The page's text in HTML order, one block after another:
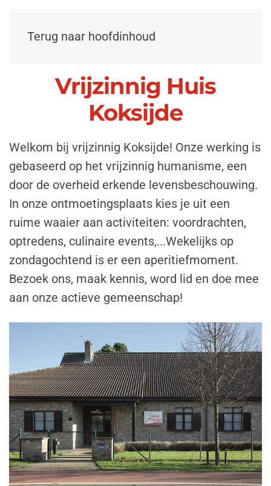
Terug naar hoofdinhoud
Vrijzinnig Huis
Koksijde
Welkom bij vrijzinnig Koksijde! Onze werking is
gebaseerd op het vrijzinnig humanisme, een
door de overheid erkende levensbeschouwing.
In onze ontmoetingsplaats kies je uit een
ruime waaier aan activiteiten: voordrachten,
optredens, culinaire events,...Wekelijks op
zondagochtend is er een aperitiefmoment.
Bezoek ons, maak kennis, word lid en doe mee
aan onze actieve gemeenschap!